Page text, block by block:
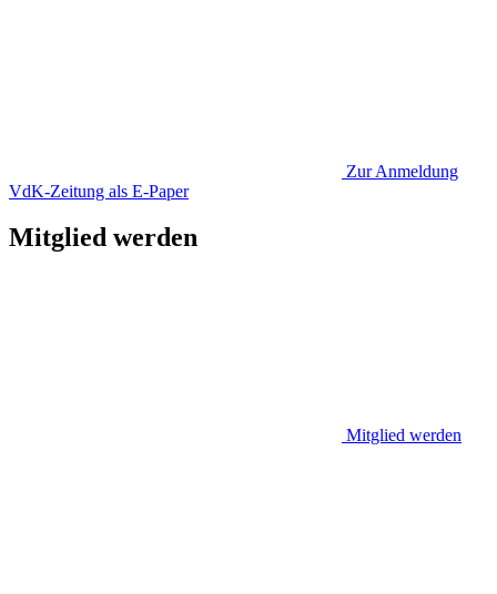
Zur Anmeldung
VdK-Zeitung als E-Paper
Mitglied werden
Mitglied werden